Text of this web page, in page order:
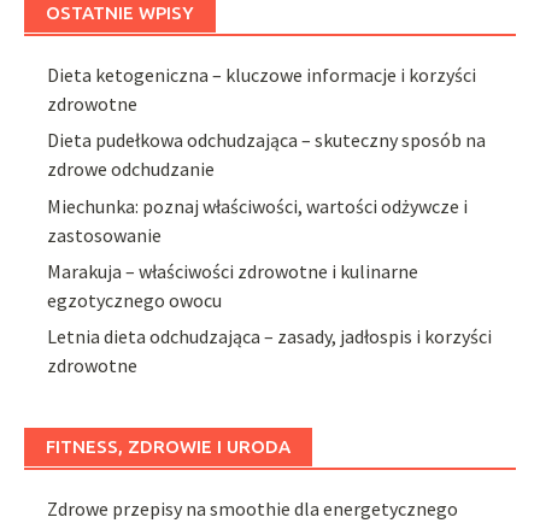
OSTATNIE WPISY
Dieta ketogeniczna – kluczowe informacje i korzyści
zdrowotne
Dieta pudełkowa odchudzająca – skuteczny sposób na
zdrowe odchudzanie
Miechunka: poznaj właściwości, wartości odżywcze i
zastosowanie
Marakuja – właściwości zdrowotne i kulinarne
egzotycznego owocu
Letnia dieta odchudzająca – zasady, jadłospis i korzyści
zdrowotne
FITNESS, ZDROWIE I URODA
Zdrowe przepisy na smoothie dla energetycznego